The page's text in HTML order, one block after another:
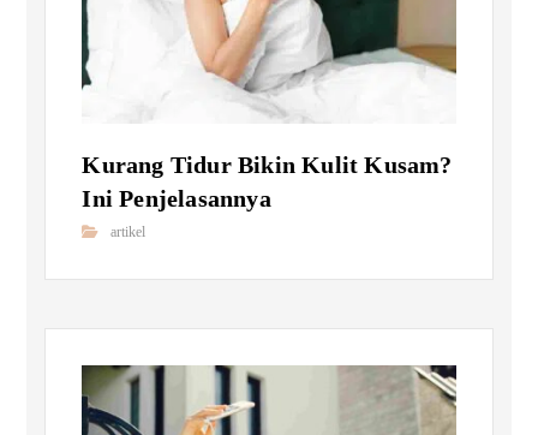
Kurang Tidur Bikin Kulit Kusam?
Ini Penjelasannya
artikel